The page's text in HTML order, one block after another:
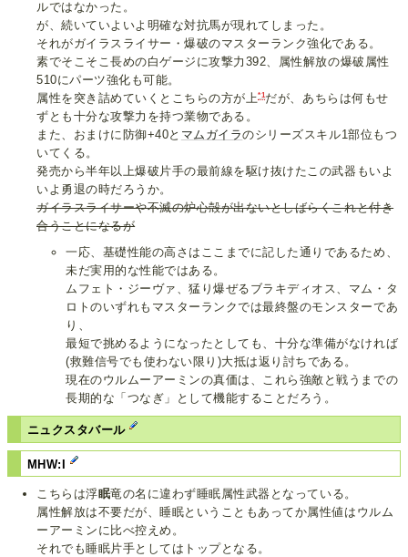
ルではなかった。
が、続いていよいよ明確な対抗馬が現れてしまった。
それがガイラスライサー・爆破のマスターランク強化である。
素でそこそこ長めの白ゲージに攻撃力392、属性解放の爆破属性
510にパーツ強化も可能。
属性を突き詰めていくとこちらの方が上*1だが、あちらは何もせ
ずとも十分な攻撃力を持つ業物である。
また、おまけに防御+40と マムガイラのシリーズスキル1部位もつ
いてくる。
発売から半年以上爆破片手の最前線を駆け抜けたこの武器もいよ
いよ勇退の時だろうか。
ガイラスライサーや不滅の炉心殻が出ないとしばらくこれと付き
合うことになるが
一応、基礎性能の高さはここまでに記した通りであるため、
未だ実用的な性能ではある。
ムフェト・ジーヴァ、猛り爆ぜるブラキディオス、マム・タ
ロトのいずれもマスターランクでは最終盤のモンスターであ
り、
最短で挑めるようになったとしても、十分な準備がなければ
(救難信号でも使わない限り)大抵は返り討ちである。
現在のウルムーアーミンの真価は、これら強敵と戦うまでの
長期的な「つなぎ」として機能することだろう。
ニュクスタバール
MHW:I
こちらは浮眠竜の名に違わず睡眠属性武器となっている。
属性解放は不要だが、睡眠ということもあってか属性値はウルム
ーアーミンに比べ控えめ。
それでも睡眠片手としてはトップとなる。